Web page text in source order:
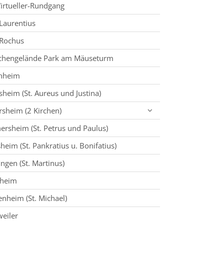
Rundgang
Park am Mäuseturm
(St. Aureus und Justina)
(2 Kirchen)
(St. Petrus und Paulus)
(St. Pankratius u. Bonifatius)
(St. Martinus)
(St. Michael)